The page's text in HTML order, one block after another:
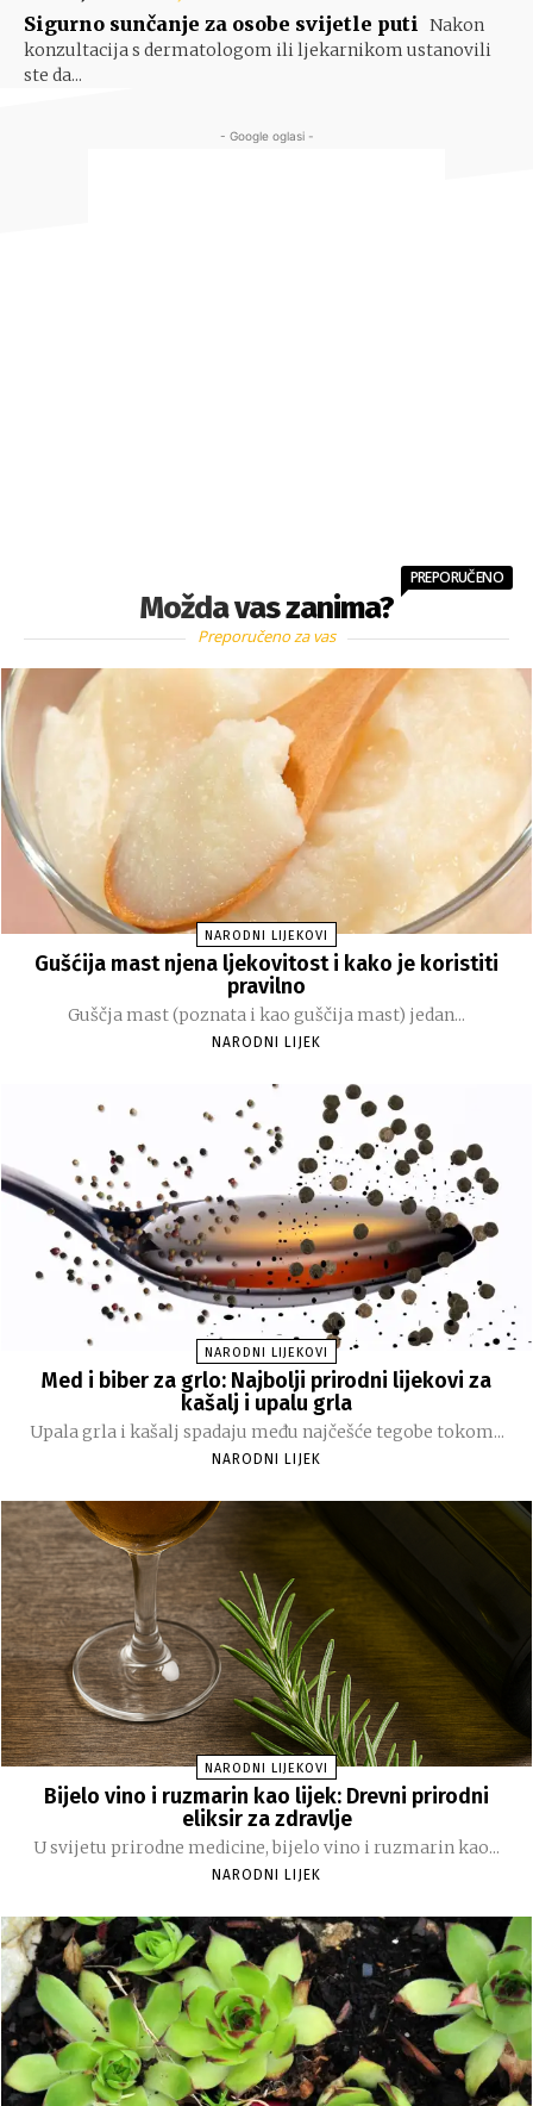
Sigurno sunčanje za osobe svijetle puti Nakon
konzultacija s dermatologom ili ljekarnikom ustanovili
ste da...
- Google oglasi -
Možda vas zanima?
PREPORUČENO
Preporučeno za vas
NARODNI LIJEKOVI
Gušćija mast njena ljekovitost i kako je koristiti
pravilno
Guščja mast (poznata i kao guščija mast) jedan...
NARODNI LIJEK
NARODNI LIJEKOVI
Med i biber za grlo: Najbolji prirodni lijekovi za
kašalj i upalu grla
Upala grla i kašalj spadaju među najčešće tegobe tokom...
NARODNI LIJEK
NARODNI LIJEKOVI
Bijelo vino i ruzmarin kao lijek: Drevni prirodni
eliksir za zdravlje
U svijetu prirodne medicine, bijelo vino i ruzmarin kao...
NARODNI LIJEK